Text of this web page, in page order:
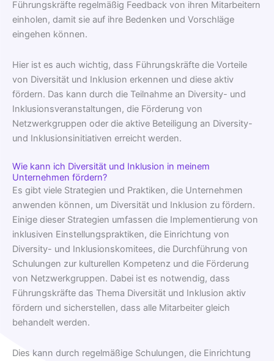
Führungskräfte regelmäßig Feedback von ihren Mitarbeitern
einholen, damit sie auf ihre Bedenken und Vorschläge
eingehen können.
Hier ist es auch wichtig, dass Führungskräfte die Vorteile
von Diversität und Inklusion erkennen und diese aktiv
fördern. Das kann durch die Teilnahme an Diversity- und
Inklusionsveranstaltungen, die Förderung von
Netzwerkgruppen oder die aktive Beteiligung an Diversity-
und Inklusionsinitiativen erreicht werden.
Wie kann ich Diversität und Inklusion in meinem
Unternehmen fördern?
Es gibt viele Strategien und Praktiken, die Unternehmen
anwenden können, um Diversität und Inklusion zu fördern.
Einige dieser Strategien umfassen die Implementierung von
inklusiven Einstellungspraktiken, die Einrichtung von
Diversity- und Inklusionskomitees, die Durchführung von
Schulungen zur kulturellen Kompetenz und die Förderung
von Netzwerkgruppen. Dabei ist es notwendig, dass
Führungskräfte das Thema Diversität und Inklusion aktiv
fördern und sicherstellen, dass alle Mitarbeiter gleich
behandelt werden.
Dies kann durch regelmäßige Schulungen, die Einrichtung